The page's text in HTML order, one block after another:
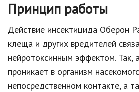
Принцип работы
Действие инсектицида Оберон
клеща и других вредителей
нейротоксинным эффектом. Так,
проникает в организм
непосредственном контакте, а